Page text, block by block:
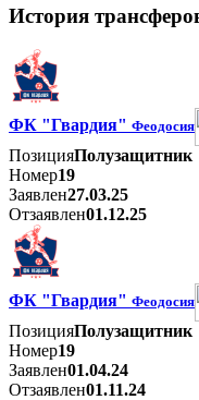
История
ФК "Гвардия" Феодосия
ПозицияПолузащитник
Номер19
Заявлен27.03.25
Отзаявлен01.12.25
ФК "Гвардия" Феодосия
ПозицияПолузащитник
Номер19
Заявлен01.04.24
Отзаявлен01.11.24